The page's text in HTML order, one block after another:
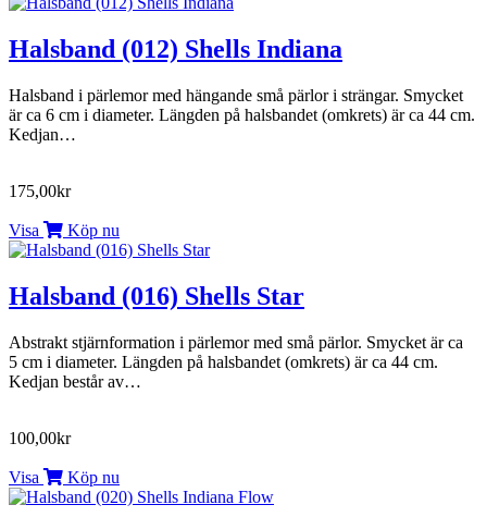
Halsband (012) Shells Indiana
Halsband i pärlemor med hängande små pärlor i strängar. Smycket
är ca 6 cm i diameter. Längden på halsbandet (omkrets) är ca 44 cm.
Kedjan…
175,00kr
Visa Köp nu
Halsband (016) Shells Star
Abstrakt stjärnformation i pärlemor med små pärlor. Smycket är ca
5 cm i diameter. Längden på halsbandet (omkrets) är ca 44 cm.
Kedjan består av…
100,00kr
Visa Köp nu